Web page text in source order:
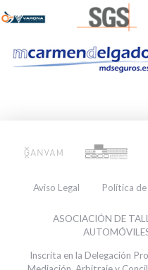
Aviso Legal Política
ASOCIACIÓN DE
Inscrita en la Delegación
Utilizamos cookies para
en nuestra web.
Puedes aprender más
desactivarlas en los